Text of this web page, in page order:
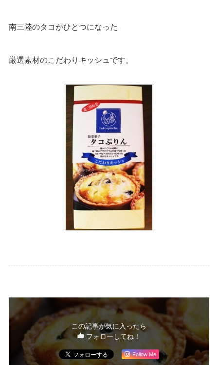
南三陸のタコがひとつになった
厳選素材のこだわりキッシュです。
この記事が気に入ったら
フォローしてね！
Follow Me